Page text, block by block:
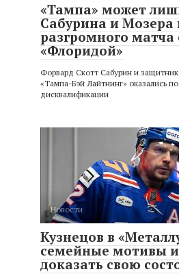
«Тампа» может
Сабурина и Мозера
разгромного матча
«Флоридой»
Форвард Скотт Сабурин и
«Тампа-Бэй Лайтнинг» оказались
дисквалификации
Новости
Кузнецов в
семейные мотивы
доказать свою